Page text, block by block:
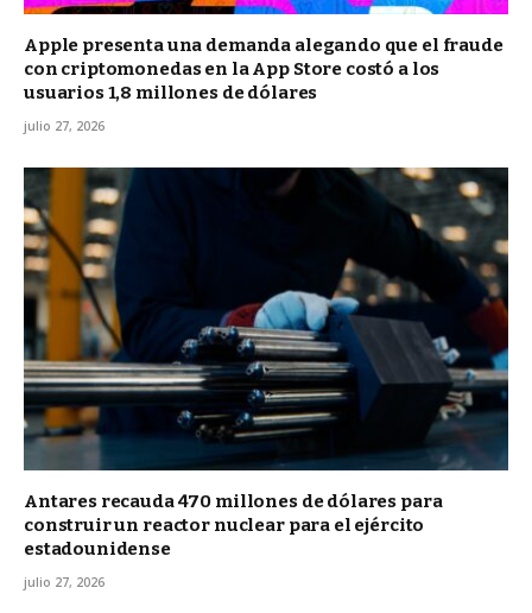
Apple presenta una demanda alegando que el fraude
con criptomonedas en la App Store costó a los
usuarios 1,8 millones de dólares
julio 27, 2026
Antares recauda 470 millones de dólares para
construir un reactor nuclear para el ejército
estadounidense
julio 27, 2026